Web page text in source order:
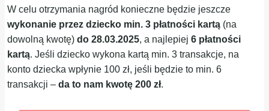
W celu otrzymania nagród konieczne będzie jeszcze
wykonanie przez dziecko min. 3 płatności kartą (na
dowolną kwotę)do 28.03.2025, a najlepiej6 płatności
kartą. Jeśli dziecko wykona kartą min. 3 transakcje, na
konto dziecka wpłynie 100 zł, jeśli będzie to min. 6
transakcji –da to nam kwotę 200 zł.